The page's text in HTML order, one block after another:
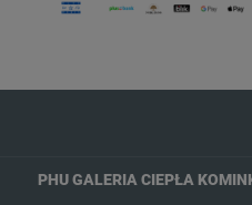
PHU GALERIA CIEPŁA